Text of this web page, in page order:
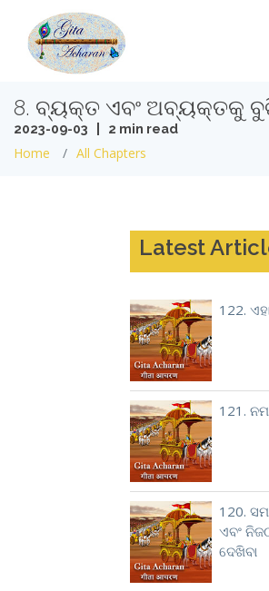
8. ବ୍ୟକ୍ତ ଏବଂ ଅବ୍ୟକ୍ତକୁ
2023-09-03 | 2 min read
Home All Chapters
Latest
122.
121.
120.
ଏବଂ
ଦେଖିବା